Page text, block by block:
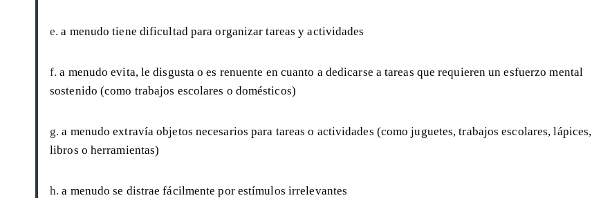
e.a menudo tiene dificultad para organizar tareas y actividades
f.a menudo evita, le disgusta o es renuente en cuanto a dedicarse a tareas que requieren un esfuerzo mental
sostenido (como trabajos escolares o domésticos)
g.a menudo extravía objetos necesarios para tareas o actividades (como juguetes, trabajos escolares, lápices,
libros o herramientas)
h.a menudo se distrae fácilmente por estímulos irrelevantes